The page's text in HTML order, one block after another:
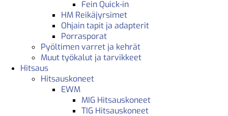
Fein Quick-in
HM Reikäjyrsimet
Ohjain tapit ja adapterit
Porrasporat
Pyöltimen varret ja kehrät
Muut työkalut ja tarvikkeet
Hitsaus
Hitsauskoneet
EWM
MIG Hitsauskoneet
TIG Hitsauskoneet